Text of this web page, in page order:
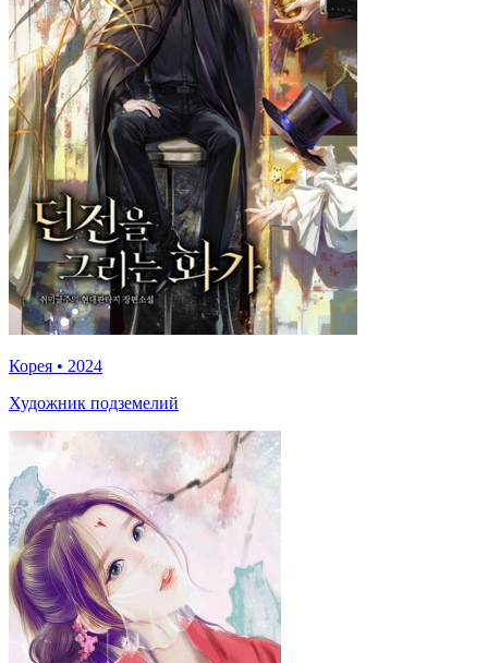
Корея • 2024
Художник подземелий